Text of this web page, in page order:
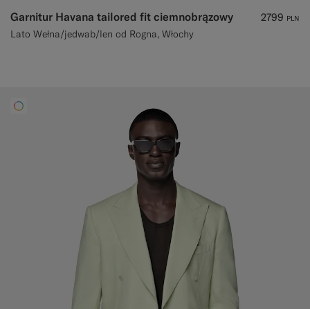
Garnitur Havana tailored fit ciemnobrązowy
Lato Wełna/jedwab/len od Rogna, Włochy
2799 PLN